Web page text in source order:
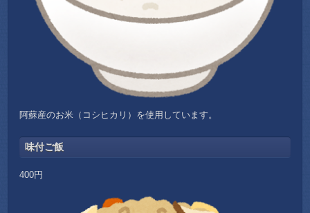
阿蘇産のお米（コシヒカリ）を使用しています。
味付ご飯
400円